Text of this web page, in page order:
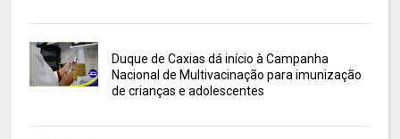
Duque de Caxias dá início à Campanha
Nacional de Multivacinação para imunização
de crianças e adolescentes